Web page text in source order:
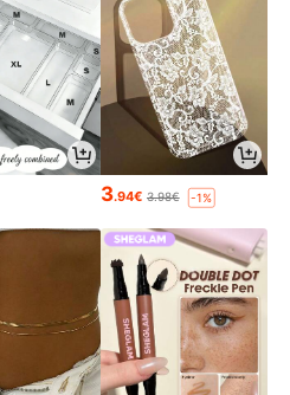
3.94€ 3.98€ -1%